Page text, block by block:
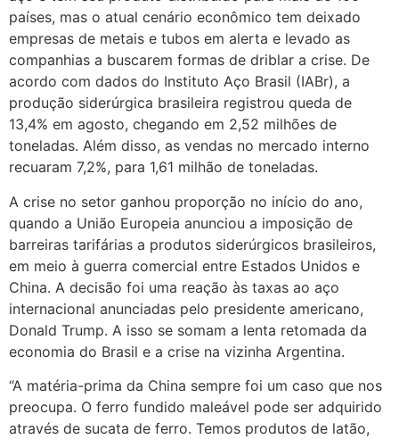
países, mas o atual cenário econômico tem deixado
empresas de metais e tubos em alerta e levado as
companhias a buscarem formas de driblar a crise. De
acordo com dados do Instituto Aço Brasil (IABr), a
produção siderúrgica brasileira registrou queda de
13,4% em agosto, chegando em 2,52 milhões de
toneladas. Além disso, as vendas no mercado interno
recuaram 7,2%, para 1,61 milhão de toneladas.
A crise no setor ganhou proporção no início do ano,
quando a União Europeia anunciou a imposição de
barreiras tarifárias a produtos siderúrgicos brasileiros,
em meio à guerra comercial entre Estados Unidos e
China. A decisão foi uma reação às taxas ao aço
internacional anunciadas pelo presidente americano,
Donald Trump. A isso se somam a lenta retomada da
economia do Brasil e a crise na vizinha Argentina.
“A matéria-prima da China sempre foi um caso que nos
preocupa. O ferro fundido maleável pode ser adquirido
através de sucata de ferro. Temos produtos de latão,